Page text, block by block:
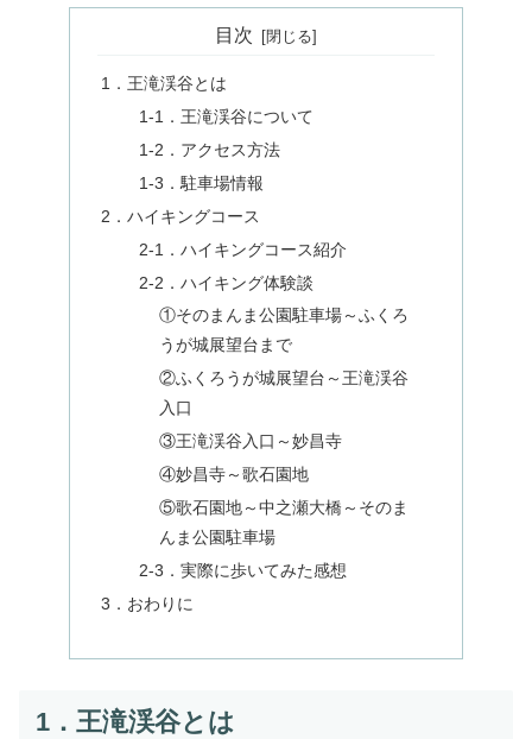
目次
1．王滝渓谷とは
1‐1．王滝渓谷について
1‐2．アクセス方法
1‐3．駐車場情報
2．ハイキングコース
2‐1．ハイキングコース紹介
2‐2．ハイキング体験談
①そのまんま公園駐車場～ふくろ
うが城展望台まで
②ふくろうが城展望台～王滝渓谷
入口
③王滝渓谷入口～妙昌寺
④妙昌寺～歌石園地
⑤歌石園地～中之瀬大橋～そのま
んま公園駐車場
2‐3．実際に歩いてみた感想
3．おわりに
1．王滝渓谷とは